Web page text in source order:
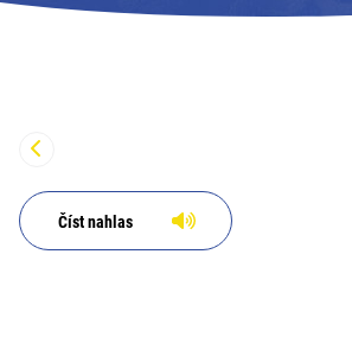
PRO TURISTY
Číst nahlas